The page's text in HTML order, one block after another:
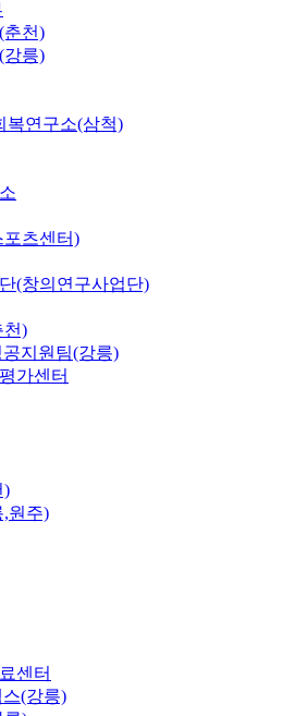
춘천)
강릉)
복연구소(삼척)
포츠센터)
(창의연구사업단)
천)
지원팀(강릉)
가센터
)
,원주)
센터
(강릉)